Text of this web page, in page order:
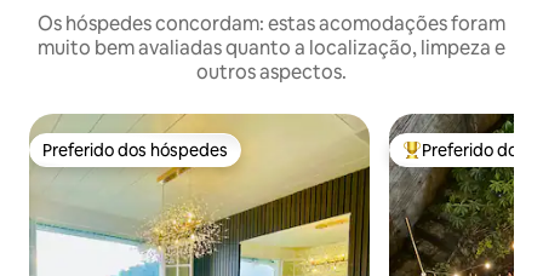
Os hóspedes concordam: estas acomodações foram
muito bem avaliadas quanto a localização, limpeza e
outros aspectos.
Preferido dos hóspedes
Preferido dos hóspedes Entre os
Preferido dos